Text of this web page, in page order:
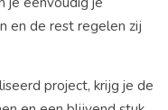
en de rest regelen zij
project, krijg je de